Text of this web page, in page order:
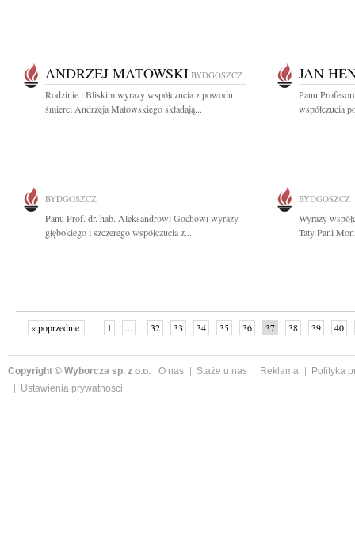
ANDRZEJ MATOWSKI BYDGOSZCZ
Rodzinie i Bliskim wyrazy współczucia z powodu
śmierci Andrzeja Matowskiego składają...
JAN
Panu
współczucia
BYDGOSZCZ
Panu Prof. dr. hab. Aleksandrowi Gochowi wyrazy
głębokiego i szczerego współczucia z...
BYDGOSZCZ
Wyrazy
Taty Pani
« poprzednie 1 ... 32 33 34 35 36 37 38 39
40
Copyright © Wyborcza sp. z o.o. O nas Staże u nas Reklama
Polityka
Ustawienia prywatności